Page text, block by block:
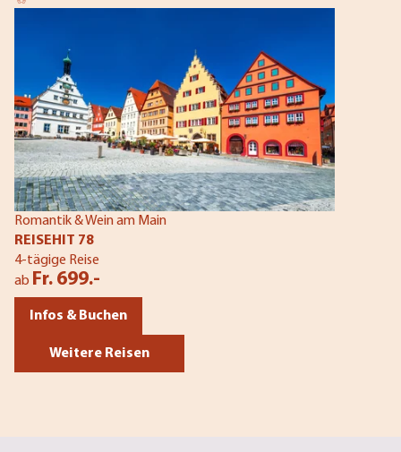
Romantik & Wein am Main
REISEHIT 78
4-tägige Reise
ab Fr. 699.-
Infos & Buchen
Weitere Reisen